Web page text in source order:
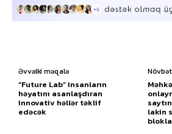
Əvvəlki məqalə
“Future Lab” insanların
həyatını asanlaşdıran
innovativ həllər təklif
edəcək lakin